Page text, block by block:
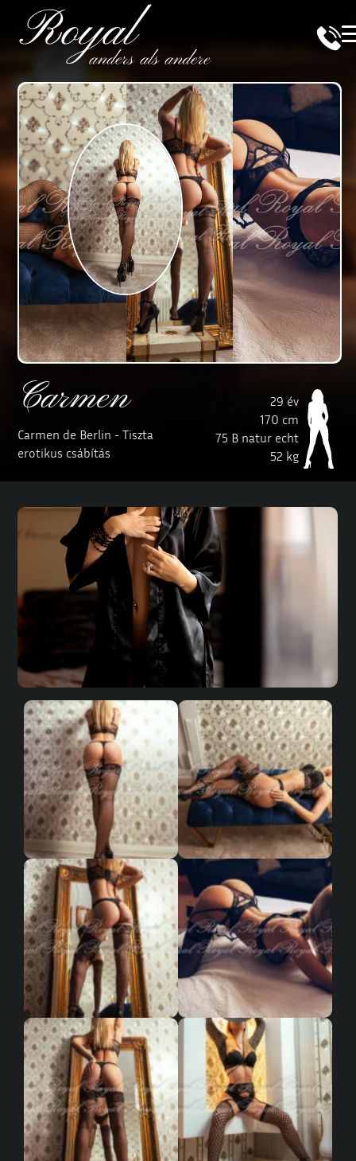
Carmen
Carmen de Berlin - Tiszta
erotikus csábítás
29 év
170 cm
75 B natur echt
52 kg